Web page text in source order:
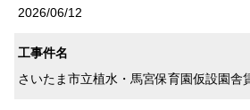
2026/06/12
工事件名
さいたま市立植水・馬宮保育園仮設園舎